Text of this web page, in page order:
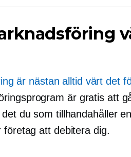
är nästan alltid värt det
är gratis att
du som tillhandahåller
att debitera dig.